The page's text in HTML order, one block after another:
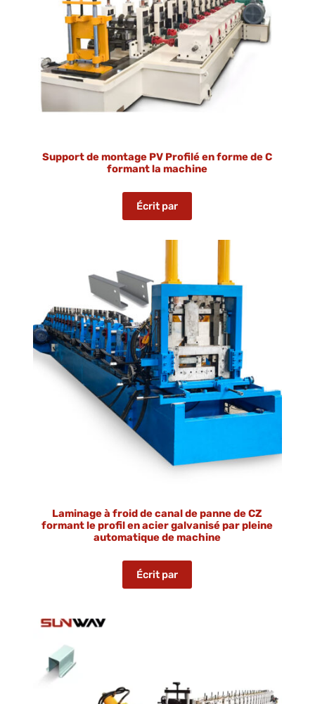
Support de montage PV Profilé en forme de C
formant la machine
Écrit par
Laminage à froid de canal de panne de CZ
formant le profil en acier galvanisé par pleine
automatique de machine
Écrit par